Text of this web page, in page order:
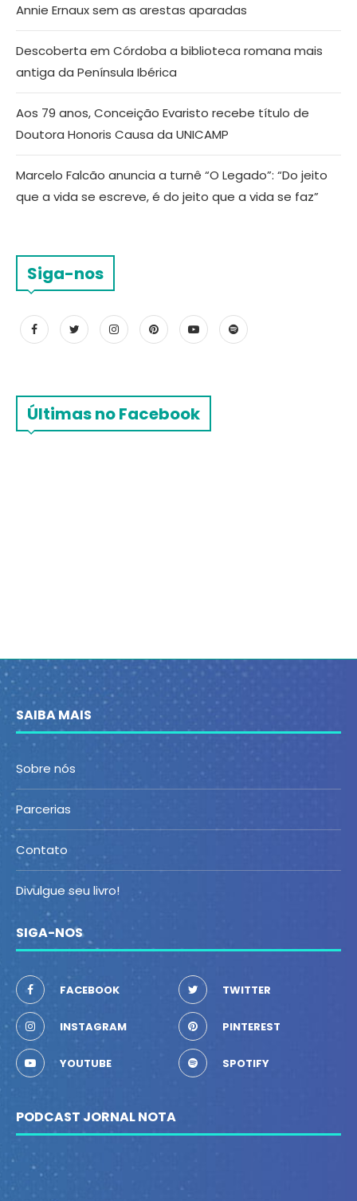
Annie Ernaux sem as arestas aparadas
Descoberta em Córdoba a biblioteca romana mais
antiga da Península Ibérica
Aos 79 anos, Conceição Evaristo recebe título de
Doutora Honoris Causa da UNICAMP
Marcelo Falcão anuncia a turnê “O Legado”: “Do jeito
que a vida se escreve, é do jeito que a vida se faz”
Siga-nos
Últimas no Facebook
SAIBA MAIS
Sobre nós
Parcerias
Contato
Divulgue seu livro!
SIGA-NOS
FACEBOOK TWITTER
INSTAGRAM PINTEREST
YOUTUBE SPOTIFY
PODCAST JORNAL NOTA